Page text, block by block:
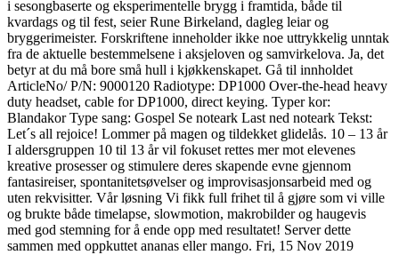
i sesongbaserte og eksperimentelle brygg i framtida, både til
kvardags og til fest, seier Rune Birkeland, dagleg leiar og
bryggerimeister. Forskriftene inneholder ikke noe uttrykkelig unntak
fra de aktuelle bestemmelsene i aksjeloven og samvirkelova. Ja, det
betyr at du må bore små hull i kjøkkenskapet. Gå til innholdet
ArticleNo/ P/N: 9000120 Radiotype: DP1000 Over-the-head heavy
duty headset, cable for DP1000, direct keying. Typer kor:
Blandakor Type sang: Gospel Se noteark Last ned noteark Tekst:
Let´s all rejoice! Lommer på magen og tildekket glidelås. 10 – 13 år
I aldersgruppen 10 til 13 år vil fokuset rettes mer mot elevenes
kreative prosesser og stimulere deres skapende evne gjennom
fantasireiser, spontanitetsøvelser og improvisasjonsarbeid med og
uten rekvisitter. Vår løsning Vi fikk full frihet til å gjøre som vi ville
og brukte både timelapse, slowmotion, makrobilder og haugevis
med god stemning for å ende opp med resultatet! Server dette
sammen med oppkuttet ananas eller mango. Fri, 15 Nov 2019